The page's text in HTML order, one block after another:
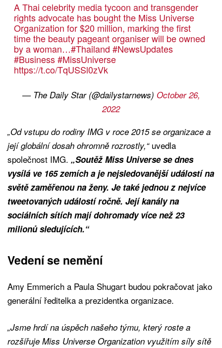
A Thai celebrity media tycoon and transgender
rights advocate has bought the Miss Universe
Organization for $20 million, marking the first
time the beauty pageant organiser will be owned
by a woman…#Thailand #NewsUpdates
#Business #MissUniverse
https://t.co/TqUSSl0zVk
— The Daily Star (@dailystarnews) October 26,
2022
„Od vstupu do rodiny IMG v roce 2015 se organizace a
její globální dosah ohromně rozrostly,“uvedla
společnost IMG. „Soutěž Miss Universe se dnes
vysílá ve 165 zemích a je nejsledovanější událostí na
světě zaměřenou na ženy. Je také jednou z nejvíce
tweetovaných událostí ročně. Její kanály na
sociálních sítích mají dohromady více než 23
milionů sledujících.“
Vedení se nemění
Amy Emmerich a Paula Shugart budou pokračovat jako
generální ředitelka a prezidentka organizace.
„Jsme hrdí na úspěch našeho týmu, který roste a
rozšiřuje Miss Universe Organization využitím síly sítě